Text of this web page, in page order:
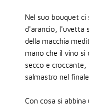
Nel suo bouquet ci
d'arancio, l'uvetta
della macchia
mano che il vino si
secco e
salmastro nel finale.
Con cosa si